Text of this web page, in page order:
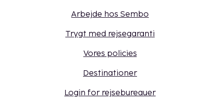
Arbejde hos Sembo
Trygt med rejsegaranti
Vores policies
Destinationer
Login for rejsebureauer